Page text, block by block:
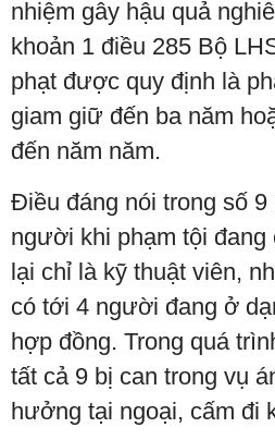
nhiệm gây hậu quả
khoản 1 điều 285 Bộ
phạt được quy định là
giam giữ đến ba năm
đến năm năm.
Điều đáng nói trong số 9
người khi phạm tội
lại chỉ là kỹ thuật viên,
có tới 4 người đang ở
hợp đồng. Trong quá
tất cả 9 bị can trong vụ
hưởng tại ngoại, cấm đi